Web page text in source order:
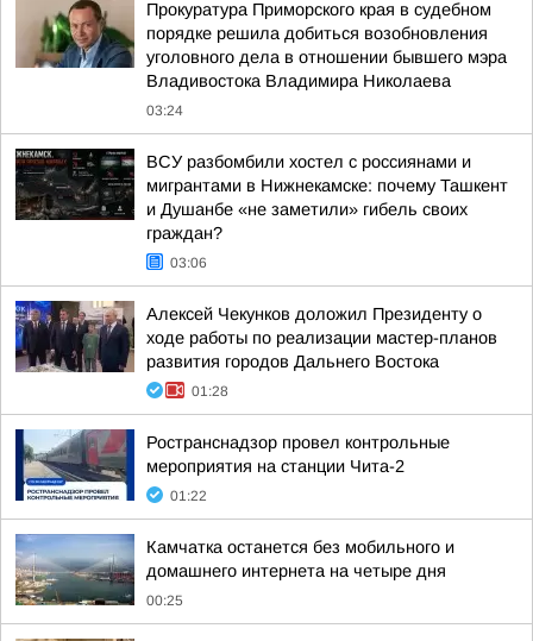
Прокуратура Приморского края в судебном
порядке решила добиться возобновления
уголовного дела в отношении бывшего мэра
Владивостока Владимира Николаева
03:24
ВСУ разбомбили хостел с россиянами и
мигрантами в Нижнекамске: почему Ташкент
и Душанбе «не заметили» гибель своих
граждан?
03:06
Алексей Чекунков доложил Президенту о
ходе работы по реализации мастер-планов
развития городов Дальнего Востока
01:28
Ространснадзор провел контрольные
мероприятия на станции Чита-2
01:22
Камчатка останется без мобильного и
домашнего интернета на четыре дня
00:25